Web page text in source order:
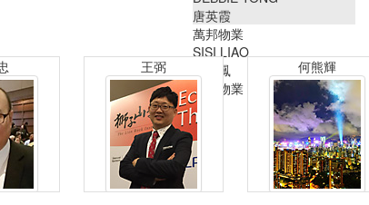
唐英霞
萬邦物業
SISI LIAO
廖細鳳
萬邦物業
王弼 何熊輝